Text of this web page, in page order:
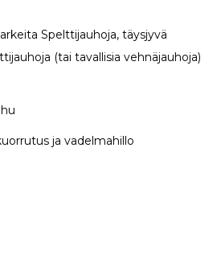
Spelttijauhoja, täysjyvä
(tai tavallisia vehnäjauhoja)
ja vadelmahillo